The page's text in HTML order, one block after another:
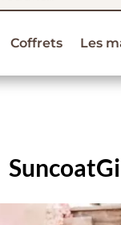
Coffrets Les